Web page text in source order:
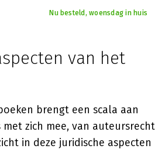
Nu besteld, woensdag in huis
van het
brengt een scala aan
met zich mee, van auteursrecht
in deze juridische aspecten